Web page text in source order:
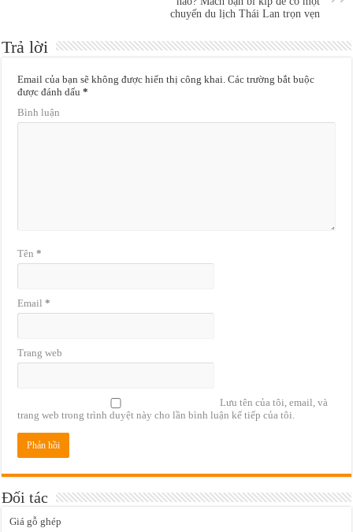
chuyến du lịch Thái Lan trọn vẹn
Trả lời
Email của bạn sẽ không được hiển thị công khai. Các trường bắt buộc
được đánh dấu*
Bình luận
Tên*
Email*
Trang web
Lưu tên của tôi, email, và
trang web trong trình duyệt này cho lần bình luận kế tiếp của tôi.
Đối tác
Giá gỗ ghép